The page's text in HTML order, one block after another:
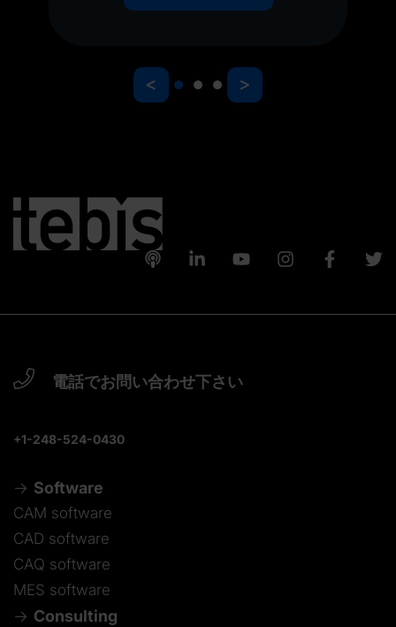
< >
電話でお問い合わせ下さい
+1-248-524-0430
Software
CAM software
CAD software
CAQ software
MES software
Consulting